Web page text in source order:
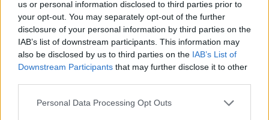
us or personal information disclosed to third parties prior to
your opt-out. You may separately opt-out of the further
disclosure of your personal information by third parties on the
IAB’s list of downstream participants. This information may
also be disclosed by us to third parties on the IAB’s List of
Downstream Participants that may further disclose it to other
Personal Data Processing Opt Outs